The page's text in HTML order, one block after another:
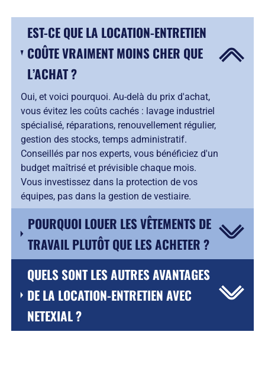
EST-CE QUE LA LOCATION-ENTRETIEN
COÛTE VRAIMENT MOINS CHER QUE
L’ACHAT ?
Oui, et voici pourquoi. Au-delà du prix d'achat,
vous évitez les coûts cachés : lavage industriel
spécialisé, réparations, renouvellement régulier,
gestion des stocks, temps administratif.
Conseillés par nos experts, vous bénéficiez d'un
budget maîtrisé et prévisible chaque mois.
Vous investissez dans la protection de vos
équipes, pas dans la gestion de vestiaire.
POURQUOI LOUER LES VÊTEMENTS DE
TRAVAIL PLUTÔT QUE LES ACHETER ?
QUELS SONT LES AUTRES AVANTAGES
DE LA LOCATION-ENTRETIEN AVEC
NETEXIAL ?